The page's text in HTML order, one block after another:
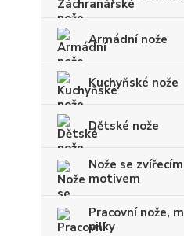
Armádní nože
Kuchyňské nože
Dětské nože
Nože se zvířecím
motivem
Pracovní nože,
pilky